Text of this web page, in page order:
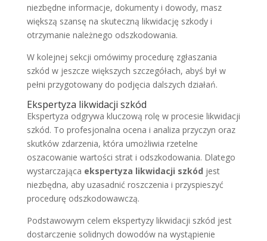
niezbędne informacje, dokumenty i dowody, masz
większą szansę na skuteczną likwidację szkody i
otrzymanie należnego odszkodowania.
W kolejnej sekcji omówimy procedurę zgłaszania
szkód w jeszcze większych szczegółach, abyś był w
pełni przygotowany do podjęcia dalszych działań.
Ekspertyza likwidacji szkód
Ekspertyza odgrywa kluczową rolę w procesie likwidacji
szkód. To profesjonalna ocena i analiza przyczyn oraz
skutków zdarzenia, która umożliwia rzetelne
oszacowanie wartości strat i odszkodowania. Dlatego
wystarczająca ekspertyza likwidacji szkód jest
niezbędna, aby uzasadnić roszczenia i przyspieszyć
procedurę odszkodowawczą.
Podstawowym celem ekspertyzy likwidacji szkód jest
dostarczenie solidnych dowodów na wystąpienie